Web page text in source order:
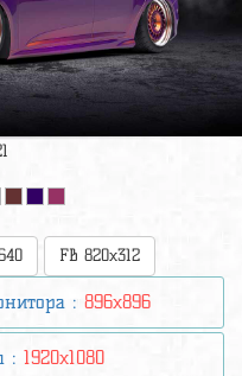
FB 820x312
: 896x896
: 1920x1080